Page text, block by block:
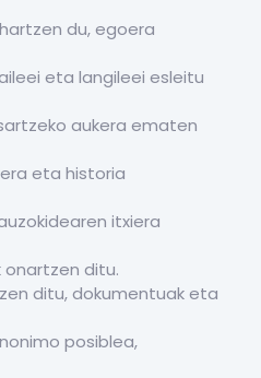
du, egoera
eta langileei esleitu
aukera ematen
eta historia
itxiera
onartzen ditu.
ditu, dokumentuak eta
posiblea,